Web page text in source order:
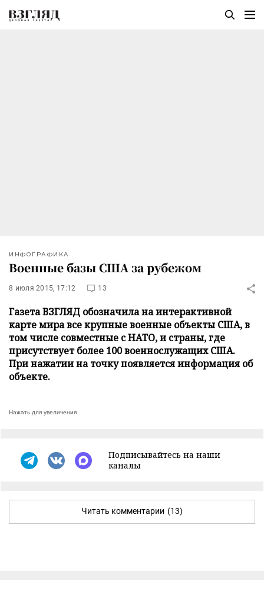
ИНФОГРАФИКА
Военные базы США за рубежом
8 июля 2015, 17:12 13
Газета ВЗГЛЯД обозначила на интерактивной
карте мира все крупные военные объекты США, в
том числе совместные с НАТО, и страны, где
присутствует более 100 военнослужащих США.
При нажатии на точку появляется информация об
объекте.
Нажать для увеличения
Подписывайтесь на наши
каналы
Читать комментарии (13)